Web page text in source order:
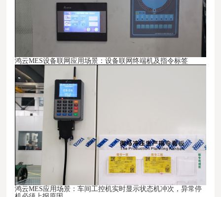
鸿云MES设备联网 应用场景：设备联网终端机及指令标签
鸿云MES应用场景：车间工控机实时显示状态机冲次，异常停